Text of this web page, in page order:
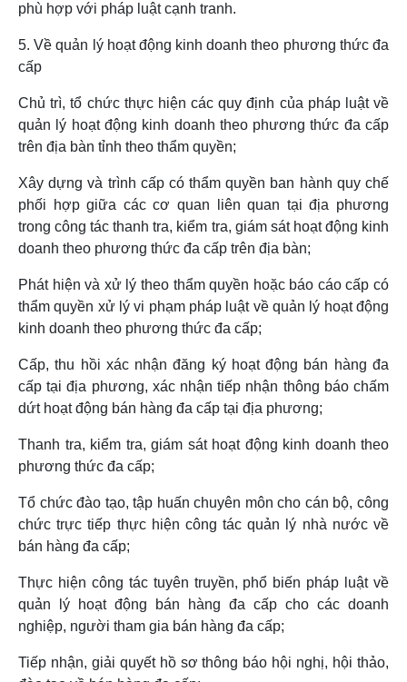
phù hợp với pháp luật cạnh tranh.
5. Về quản lý hoạt động kinh doanh theo phương thức đa
cấp
Chủ trì, tổ chức thực hiện các quy định của pháp luật về
quản lý hoạt động kinh doanh theo phương thức đa cấp
trên địa bàn tỉnh theo thẩm quyền;
Xây dựng và trình cấp có thẩm quyền ban hành quy chế
phối hợp giữa các cơ quan liên quan tại địa phương
trong công tác thanh tra, kiểm tra, giám sát hoạt động kinh
doanh theo phương thức đa cấp trên địa bàn;
Phát hiện và xử lý theo thẩm quyền hoặc báo cáo cấp có
thẩm quyền xử lý vi phạm pháp luật về quản lý hoạt động
kinh doanh theo phương thức đa cấp;
Cấp, thu hồi xác nhận đăng ký hoạt động bán hàng đa
cấp tại địa phương, xác nhận tiếp nhận thông báo chấm
dứt hoạt động bán hàng đa cấp tại địa phương;
Thanh tra, kiểm tra, giám sát hoạt động kinh doanh theo
phương thức đa cấp;
Tổ chức đào tạo, tập huấn chuyên môn cho cán bộ, công
chức trực tiếp thực hiện công tác quản lý nhà nước về
bán hàng đa cấp;
Thực hiện công tác tuyên truyền, phổ biến pháp luật về
quản lý hoạt động bán hàng đa cấp cho các doanh
nghiệp, người tham gia bán hàng đa cấp;
Tiếp nhận, giải quyết hồ sơ thông báo hội nghị, hội thảo,